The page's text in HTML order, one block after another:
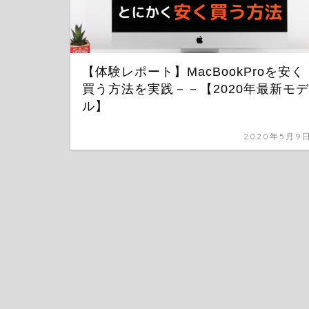
【体験レポート】MacBookProを安く
買う方法を実践－－【2020年最新モデ
ル】
2020年5月9